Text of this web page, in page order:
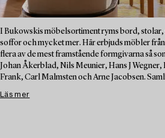
I Bukowskis möbelsortiment ryms bord,
soffor och mycket mer. Här erbjuds möbler
flera av de mest framstående formgivarna så
Johan Åkerblad, Nils Meunier, Hans J
Frank, Carl Malmsten och Arne Jacobsen.
Läs mer